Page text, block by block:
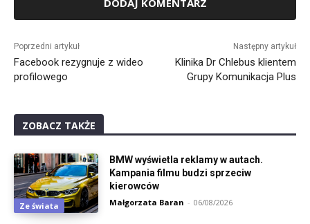
Poprzedni artykuł
Facebook rezygnuje z wideo
profilowego
Następny artykuł
Klinika Dr Chlebus klientem
Grupy Komunikacja Plus
ZOBACZ TAKŻE
Ze świata
BMW wyświetla reklamy w autach.
Kampania filmu budzi sprzeciw
kierowców
Małgorzata Baran - 06/08/2026